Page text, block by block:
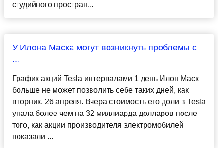
студийного простран...
У Илона Маска могут возникнуть проблемы с
...
График акций Tesla интервалами 1 день Илон Маск
больше не может позволить себе таких дней, как
вторник, 26 апреля. Вчера стоимость его доли в Tesla
упала более чем на 32 миллиарда долларов после
того, как акции производителя электромобилей
показали ...